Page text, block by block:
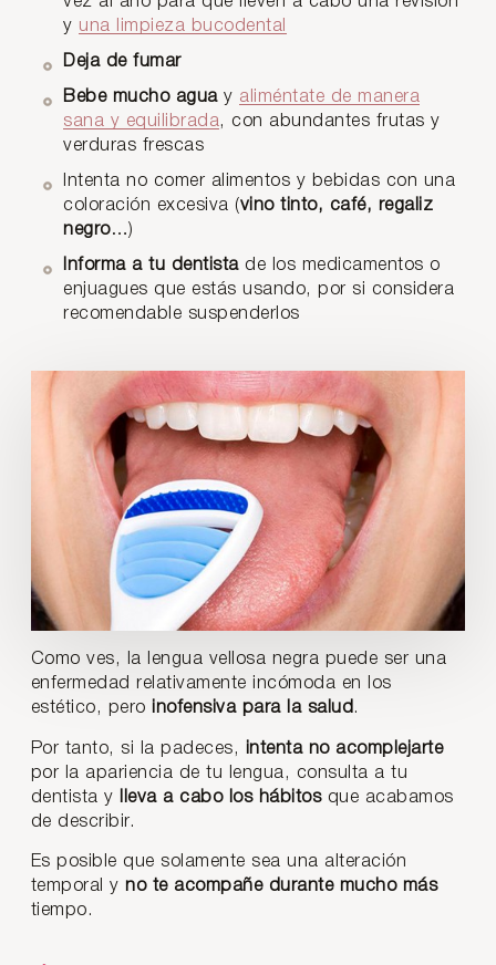
y una limpieza bucodental
Deja de fumar
Bebe mucho aguay aliméntate de manera
sana y equilibrada, con abundantes frutas y
verduras frescas
Intenta no comer alimentos y bebidas con una
coloración excesiva (vino tinto, café, regaliz
negro…)
Informa a tu dentista de los medicamentos o
enjuagues que estás usando, por si considera
recomendable suspenderlos
Como ves, la lengua vellosa negra puede ser una
enfermedad relativamente incómoda en los
estético, pero inofensiva para la salud .
Por tanto, si la padeces, intenta no acomplejarte
por la apariencia de tu lengua, consulta a tu
dentista y
lleva a cabo los hábitosque acabamos
de describir.
Es posible que solamente sea una alteración
temporal y no te acompañe durante mucho más
tiempo.